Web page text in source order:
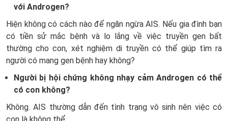
với Androgen?
Hiện không có cách nào để ngăn ngừa AIS. Nếu gia đình bạn
có tiền sử mắc bệnh và lo lắng về việc truyền gen bất
thường cho con, xét nghiệm di truyền có thể giúp tìm ra
người có mang gen bệnh hay không?
Người bị hội chứng không nhạy cảm Androgen có thể
có con không?
Không. AIS thường dẫn đến tình trạng vô sinh nên việc có
con là không thể.